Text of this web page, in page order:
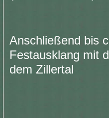
Anschließend bis
Festausklang mit
dem Zillertal